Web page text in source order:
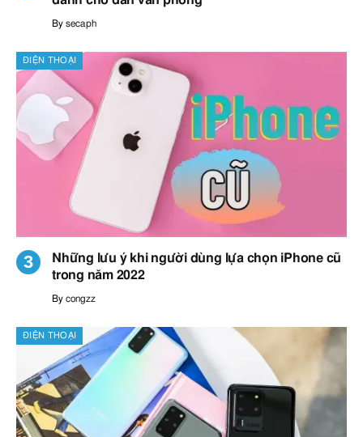
By secaph
ĐIỆN THOẠI
Những lưu ý khi người dùng lựa chọn iPhone cũ
trong năm 2022
By congzz
ĐIỆN THOẠI